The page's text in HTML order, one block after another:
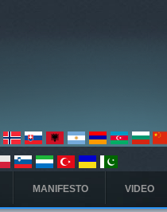
MANIFESTO VIDEO